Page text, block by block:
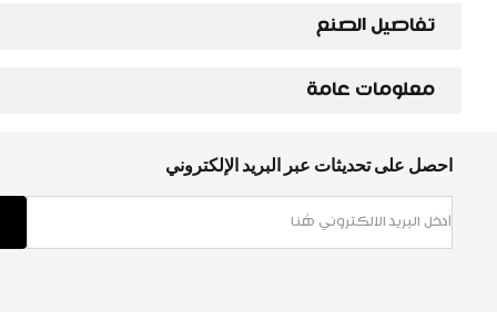
تفاصيل الصنع
معلومات عامة
احصل على تحديثات عبر البريد الإلكتروني